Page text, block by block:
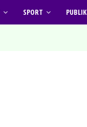
SPORT PUBLIK